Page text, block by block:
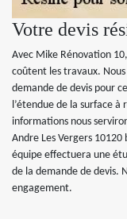
Votre devis
Avec Mike Rénovation
coûtent les travaux.
demande de devis pour
l’étendue de la surface
informations nous
Andre Les Vergers
équipe effectuera une
de la demande de devis.
engagement.